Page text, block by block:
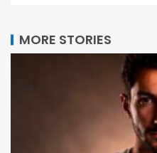
MORE STORIES